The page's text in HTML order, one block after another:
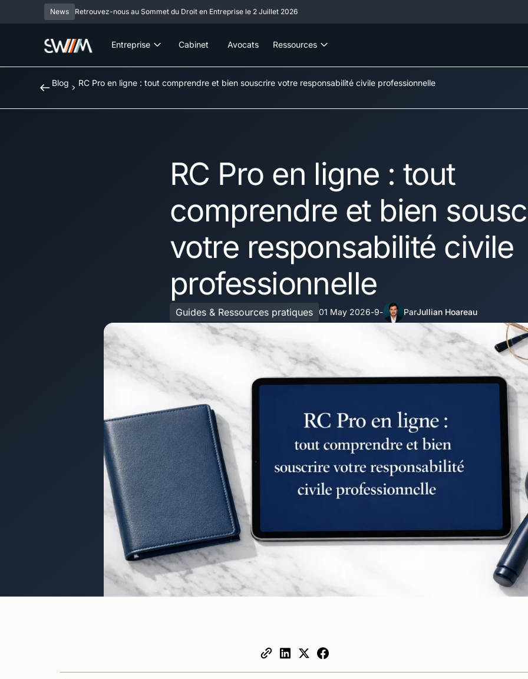
News Retrouvez-nous au Sommet du Droit en Entreprise le 2 Juillet 2026
Entreprise Cabinet Avocats Ressources
Blog RC Pro en ligne : tout comprendre et bien souscrire votre responsabilité civile professionnelle
RC Pro en ligne : tout
comprendre et bien
votre responsabilité civile
professionnelle
Guides & Ressources pratiques 01 May 2026-9- ParJullian Hoareau